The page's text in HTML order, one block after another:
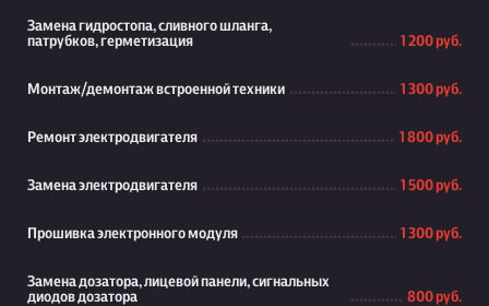
Замена гидростопа, сливного шланга,
патрубков, герметизация
1 200 руб.
Монтаж/демонтаж встроенной техники 1 300 руб.
Ремонт электродвигателя 1 800 руб.
Замена электродвигателя 1 500 руб.
Прошивка электронного модуля 1 300 руб.
Замена дозатора, лицевой панели, сигнальных
диодов дозатора
800 руб.